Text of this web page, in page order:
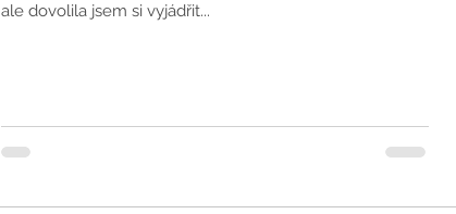
ale dovolila jsem si vyjádřit...